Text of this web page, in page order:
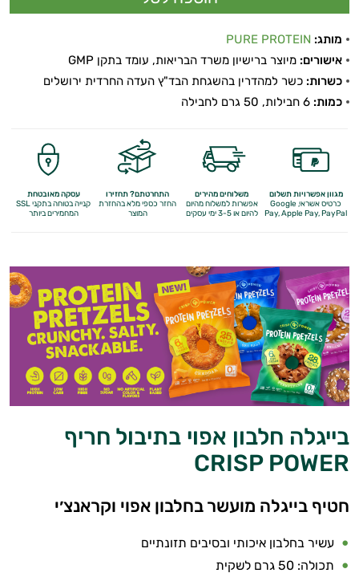
מותג: PURE PROTEIN
אישורים: מיוצר ברישיון משרד הבריאות, עומד בתקן GMP
כשרות: כשר למהדרין בהשגחת הבד"ץ העדה החרדית ירושלים
כמות:
מגוון אפשרויות תשלום
כרטיס אשראי, Google
Pay,Apple Pay, PayPal
משלוחים מהירים
אפשרות למשלוח מהיום
להיום או 3-5 ימי עסקים
התחרטתם? תחזירו
החזר כספי מלאבהחזרת
המוצר
עסקה מאובטחת
קנייה בטוחה בתקני SSL
המחמירים ביותר
בייגלה חלבון אפוי בתיבול חריף
CRISP POWER
חטיף בייגלה מועשר בחלבון אפוי וקראנצ׳י
עשיר בחלבון איכותי ובסיבים תזונתיים
תכולה: 50 גרם לשקית